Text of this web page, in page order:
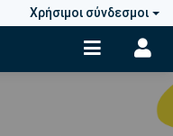
Χρήσιμοι σύνδεσμοι